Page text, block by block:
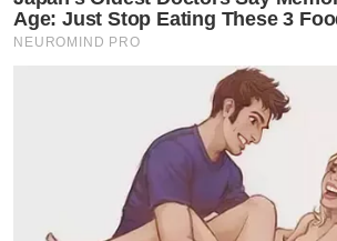
Age: Just Stop Eating These 3
NEUROMIND PRO